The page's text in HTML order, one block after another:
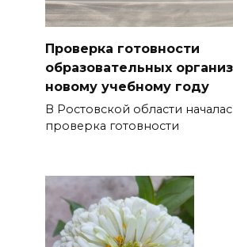
Проверка готовности
образовательных
новому учебному году
В Ростовской области
проверка готовности